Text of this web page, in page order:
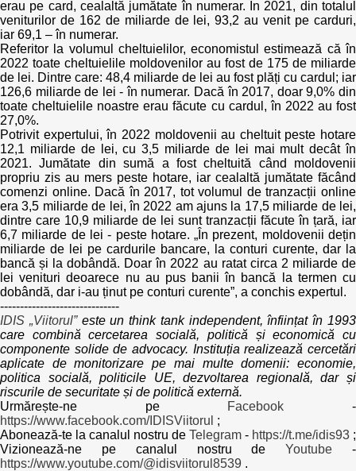
erau pe card, cealaltă jumătate în numerar. În 2021, din totalul
veniturilor de 162 de miliarde de lei, 93,2 au venit pe carduri,
iar 69,1 – în numerar.
Referitor la volumul cheltuielilor, economistul estimează că în
2022 toate cheltuielile moldovenilor au fost de 175 de miliarde
de lei. Dintre care: 48,4 miliarde de lei au fost plăți cu cardul; iar
126,6 miliarde de lei - în numerar. Dacă în 2017, doar 9,0% din
toate cheltuielile noastre erau făcute cu cardul, în 2022 au fost
27,0%.
Potrivit expertului, în 2022 moldovenii au cheltuit peste hotare
12,1 miliarde de lei, cu 3,5 miliarde de lei mai mult decât în
2021. Jumătate din sumă a fost cheltuită când moldovenii
propriu zis au mers peste hotare, iar cealaltă jumătate făcând
comenzi online. Dacă în 2017, tot volumul de tranzacții online
era 3,5 miliarde de lei, în 2022 am ajuns la 17,5 miliarde de lei,
dintre care 10,9 miliarde de lei sunt tranzacții făcute în țară, iar
6,7 miliarde de lei - peste hotare. „În prezent, moldovenii dețin
miliarde de lei pe cardurile bancare, la conturi curente, dar la
bancă și la dobândă. Doar în 2022 au ratat circa 2 miliarde de
lei venituri deoarece nu au pus banii în bancă la termen cu
dobândă, dar i-au ținut pe conturi curente”, a conchis expertul.
------------------------------
IDIS „Viitorul”este un think tank independent, înființat în 1993
care combină cercetarea socială, politică și economică cu
componente solide de advocacy. Instituția realizează cercetări
aplicate de monitorizare pe mai multe domenii: economie,
politica socială, politicile UE, dezvoltarea regională, dar și
riscurile de securitate și de politică externă.
Urmărește-ne pe Facebook -
https://www.facebook.com/IDISViitorul ;
Abonează-te la canalul nostru de Telegram - https://t.me/idis93 ;
Vizionează-ne pe canalul nostru deYoutube -
https://www.youtube.com/@idisviitorul8539 .